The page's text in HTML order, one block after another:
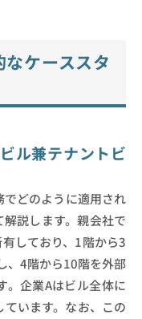
ケーススタ
ル兼テナントビ
どのように適用され
説します。親会社で
しており、1階から3
、4階から10階を外部
。企業Aはビル全体に
います。なお、この